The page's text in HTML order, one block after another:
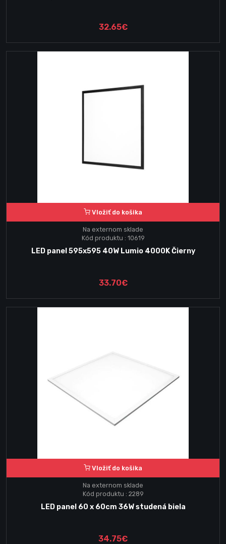
32.65€
Vložiť do košika
Na externom sklade
Kód produktu : 10619
LED panel 595x595 40W Lumio 4000K Čierny
33.70€
Vložiť do košika
Na externom sklade
Kód produktu : 2289
LED panel 60 x 60cm 36W studená biela
34.75€